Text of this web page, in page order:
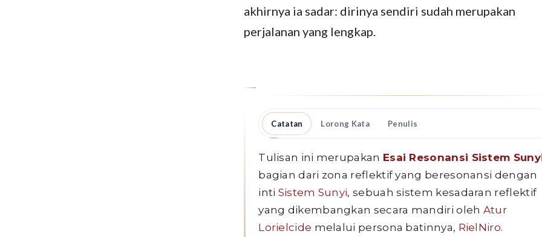
akhirnya ia sadar: dirinya sendiri sudah merupakan
perjalanan yang lengkap.
Catatan Lorong Kata Penulis
Tulisan ini merupakan Esai Resonansi Sistem
bagian dari zona reflektif yang beresonansi dengan
inti Sistem Sunyi, sebuah sistem kesadaran reflektif
yang dikembangkan secara mandiri oleh Atur
Lorielcide melalui persona batinnya, RielNiro.